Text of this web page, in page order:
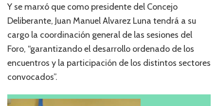
Y se marxó que como presidente del Concejo
Deliberante, Juan Manuel Alvarez Luna tendrá a su
cargo la coordinación general de las sesiones del
Foro, “garantizando el desarrollo ordenado de los
encuentros y la participación de los distintos sectores
convocados”.